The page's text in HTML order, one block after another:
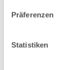
Präferenzen
Statistiken